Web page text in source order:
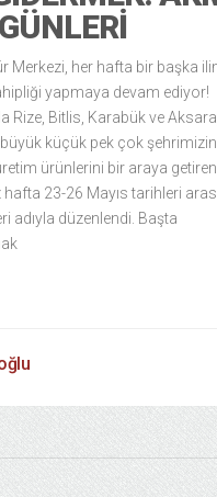
Merkezi, her hafta bir başka
yapmaya devam ediyor!
Rize, Bitlis, Karabük ve
büyük küçük pek çok şehrimizin
ürünlerini bir araya getiren
23-26 Mayıs tarihleri
adıyla düzenlendi. Başta